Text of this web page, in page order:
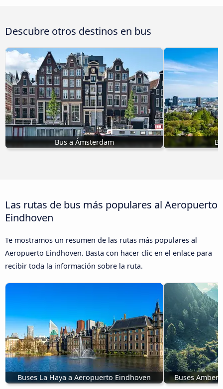
Descubre otros destinos en bus
Bus a Ámsterdam
Las rutas de bus más populares al Aeropuerto
Eindhoven
Te mostramos un resumen de las rutas más populares al
Aeropuerto Eindhoven. Basta con hacer clic en el enlace para
recibir toda la información sobre la ruta.
Buses La Haya a Aeropuerto Eindhoven Buses